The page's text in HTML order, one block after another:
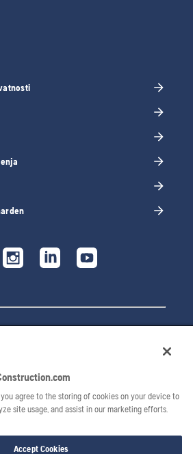
AB. Sva prava pridržana.
agree to the storing of cookies on your device to
site usage, and assist in our marketing efforts.
Accept Cookies